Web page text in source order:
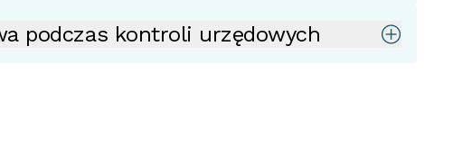
podczas kontroli urzędowych